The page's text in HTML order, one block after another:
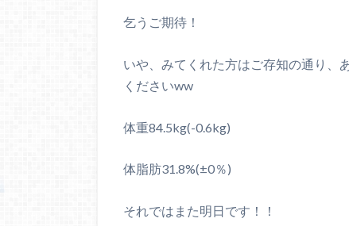
乞うご期待！
いや、みてくれた方はご存知の通り、
くださいww
体重84.5kg(-0.6kg)
体脂肪31.8%(±0％)
それではまた明日です！！